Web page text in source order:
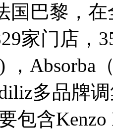
国巴黎，
家门店，
，Absorba
多品牌
包含Kenzo